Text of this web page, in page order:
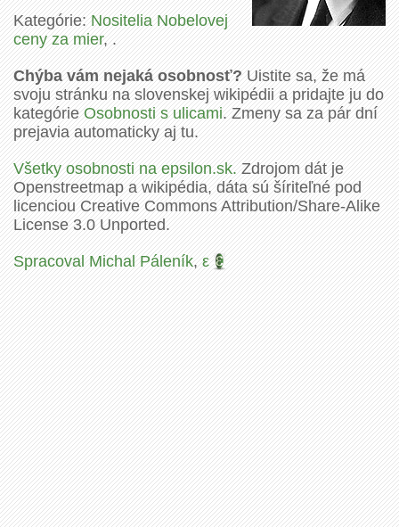
Kategórie:Nositelia Nobelovej
ceny za mier, .
Chýba vám nejaká osobnosť?Uistite sa, že má
svoju stránku na slovenskej wikipédii a pridajte ju do
kategórieOsobnosti s ulicami. Zmeny sa za pár dní
prejavia automaticky aj tu.
Všetky osobnosti na epsilon.sk.Zdrojom dát je
Openstreetmap a wikipédia, dáta sú šíriteľné pod
licenciou Creative Commons Attribution/Share-Alike
License 3.0 Unported.
Spracoval Michal Páleník,ε